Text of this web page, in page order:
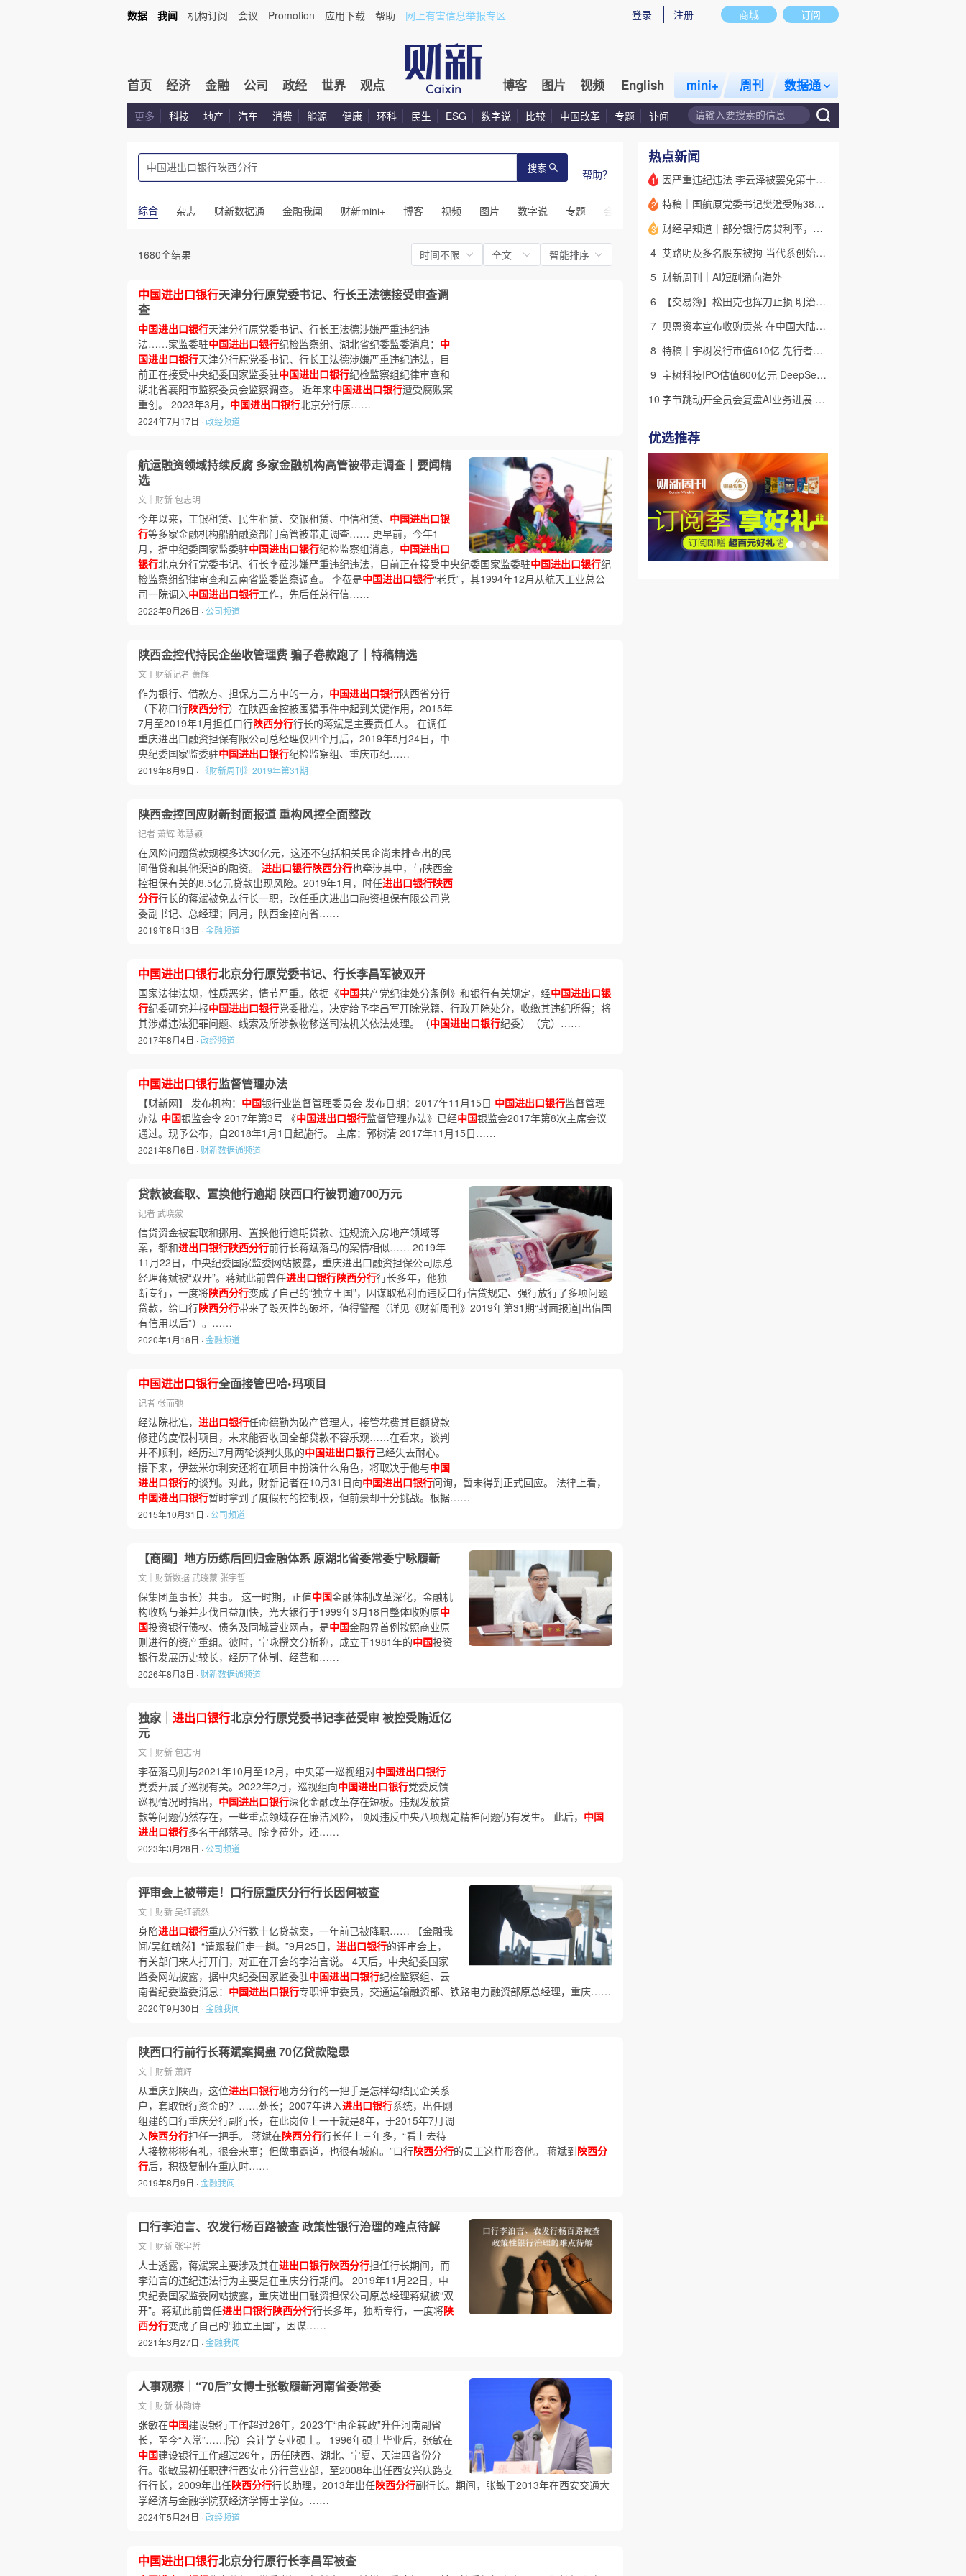
商城 订阅
登录 注册
数据 我闻 机构订阅 会议 Promotion 应用下载 帮助 网上有害信息举报专区
首页 经济 金融 公司 政经 世界 观点 博客 图片 视频 English mini+ 周刊 数据通
更多 科技 地产 汽车 消费 能源 健康 环科 民生 ESG 数字说 比较 中国改革 专题 讣闻
搜索 帮助？
综合 杂志 财新数据通 金融我闻 财新mini+ 博客 视频 图片 数字说 专题 会议 话题 特别呈现 私房课
1680个结果 时间不限 全文 智能排序
中国进出口银行天津分行原党委书记、行长王法德接受审查调
查
中国进出口银行天津分行原党委书记、行长王法德涉嫌严重违纪违
法……家监委驻中国进出口银行纪检监察组、湖北省纪委监委消息： 中
国进出口银行天津分行原党委书记、行长王法德涉嫌严重违纪违法，目
前正在接受中央纪委国家监委驻中国进出口银行纪检监察组纪律审查和
湖北省襄阳市监察委员会监察调查。 近年来中国进出口银行遭受腐败案
重创。 2023年3月， 中国进出口银行北京分行原……
2024年7月17日 ·政经频道
航运融资领域持续反腐 多家金融机构高管被带走调查｜要闻精
选
文｜财新 包志明
今年以来，工银租赁、民生租赁、交银租赁、中信租赁、 中国进出口银
行等多家金融机构船舶融资部门高管被带走调查…… 更早前，今年1
月，据中纪委国家监委驻中国进出口银行纪检监察组消息， 中国进出口
银行北京分行党委书记、行长李莅涉嫌严重违纪违法，目前正在接受中央纪委国家监委驻中国进出口银行纪
检监察组纪律审查和云南省监委监察调查。 李莅是中国进出口银行“老兵”，其1994年12月从航天工业总公
司一院调入中国进出口银行工作，先后任总行信……
2022年9月26日 · 公司频道
陕西金控代持民企坐收管理费 骗子卷款跑了｜特稿精选
文丨财新记者 萧辉
作为银行、借款方、担保方三方中的一方， 中国进出口银行陕西省分行
（下称口行陕西分行）在陕西金控被围猎事件中起到关键作用，2015年
7月至2019年1月担任口行陕西分行行长的蒋斌是主要责任人。 在调任
重庆进出口融资担保有限公司总经理仅四个月后，2019年5月24日，中
央纪委国家监委驻中国进出口银行纪检监察组、重庆市纪……
2019年8月9日 · 《财新周刊》2019年第31期
陕西金控回应财新封面报道 重构风控全面整改
记者 萧辉 陈慧颖
在风险问题贷款规模多达30亿元，这还不包括相关民企尚未排查出的民
间借贷和其他渠道的融资。 进出口银行陕西分行也牵涉其中，与陕西金
控担保有关的8.5亿元贷款出现风险。2019年1月，时任进出口银行陕西
分行行长的蒋斌被免去行长一职，改任重庆进出口融资担保有限公司党
委副书记、总经理；同月，陕西金控向省……
2019年8月13日 ·金融频道
中国进出口银行北京分行原党委书记、行长李昌军被双开
国家法律法规，性质恶劣，情节严重。依据《中国共产党纪律处分条例》和银行有关规定，经中国进出口银
行纪委研究并报中国进出口银行党委批准，决定给予李昌军开除党籍、行政开除处分，收缴其违纪所得；将
其涉嫌违法犯罪问题、线索及所涉款物移送司法机关依法处理。（中国进出口银行纪委）（完）……
2017年8月4日 ·政经频道
中国进出口银行监督管理办法
【财新网】 发布机构： 中国银行业监督管理委员会 发布日期：2017年11月15日 中国进出口银行监督管理
办法 中国银监会令 2017年第3号 《中国进出口银行监督管理办法》已经中国银监会2017年第8次主席会议
通过。现予公布，自2018年1月1日起施行。 主席：郭树清 2017年11月15日……
2021年8月6日 · 财新数据通频道
贷款被套取、置换他行逾期 陕西口行被罚逾700万元
记者 武晓蒙
信贷资金被套取和挪用、置换他行逾期贷款、违规流入房地产领域等
案，都和进出口银行陕西分行前行长蒋斌落马的案情相似…… 2019年
11月22日，中央纪委国家监委网站披露，重庆进出口融资担保公司原总
经理蒋斌被“双开”。蒋斌此前曾任进出口银行陕西分行行长多年，他独
断专行，一度将陕西分行变成了自己的“独立王国”，因谋取私利而违反口行信贷规定、强行放行了多项问题
贷款，给口行陕西分行带来了毁灭性的破坏，值得警醒（详见《财新周刊》2019年第31期“封面报道|出借国
有信用以后”）。……
2020年1月18日 ·金融频道
中国进出口银行全面接管巴哈•玛项目
记者 张而弛
经法院批准， 进出口银行任命德勤为破产管理人，接管花费其巨额贷款
修建的度假村项目，未来能否收回全部贷款不容乐观……在看来，谈判
并不顺利，经历过7月两轮谈判失败的中国进出口银行已经失去耐心。
接下来，伊兹米尔利安还将在项目中扮演什么角色，将取决于他与中国
进出口银行的谈判。对此，财新记者在10月31日向中国进出口银行问询，暂未得到正式回应。 法律上看，
中国进出口银行暂时拿到了度假村的控制权，但前景却十分挑战。根据……
2015年10月31日 · 公司频道
【商圈】地方历练后回归金融体系 原湖北省委常委宁咏履新
文｜财新数据 武晓蒙 张宇哲
保集团董事长）共事。 这一时期，正值中国金融体制改革深化，金融机
构收购与兼并步伐日益加快，光大银行于1999年3月18日整体收购原中
国投资银行债权、债务及同城营业网点，是中国金融界首例按照商业原
则进行的资产重组。彼时，宁咏撰文分析称，成立于1981年的中国投资
银行发展历史较长，经历了体制、经营和……
2026年8月3日 · 财新数据通频道
独家｜ 进出口银行北京分行原党委书记李莅受审 被控受贿近亿
元
文｜财新 包志明
李莅落马则与2021年10月至12月，中央第一巡视组对中国进出口银行
党委开展了巡视有关。2022年2月，巡视组向中国进出口银行党委反馈
巡视情况时指出， 中国进出口银行深化金融改革存在短板。违规发放贷
款等问题仍然存在，一些重点领域存在廉洁风险，顶风违反中央八项规定精神问题仍有发生。 此后， 中国
进出口银行多名干部落马。除李莅外，还……
2023年3月28日 · 公司频道
评审会上被带走！口行原重庆分行行长因何被查
文｜财新 吴红毓然
身陷进出口银行重庆分行数十亿贷款案，一年前已被降职…… 【金融我
闻/吴红毓然】“请跟我们走一趟。”9月25日， 进出口银行的评审会上，
有关部门来人打开门，对正在开会的李泊言说。 4天后，中央纪委国家
监委网站披露，据中央纪委国家监委驻中国进出口银行纪检监察组、云
南省纪委监委消息： 中国进出口银行专职评审委员，交通运输融资部、铁路电力融资部原总经理，重庆……
2020年9月30日 ·金融我闻
陕西口行前行长蒋斌案揭蛊 70亿贷款隐患
文｜财新 萧辉
从重庆到陕西，这位进出口银行地方分行的一把手是怎样勾结民企关系
户，套取银行资金的？……处长；2007年进入进出口银行系统，出任刚
组建的口行重庆分行副行长，在此岗位上一干就是8年，于2015年7月调
入陕西分行担任一把手。 蒋斌在陕西分行行长任上三年多，“看上去待
人接物彬彬有礼，很会来事；但做事霸道，也很有城府。”口行陕西分行的员工这样形容他。 蒋斌到陕西分
行后，积极复制在重庆时……
2019年8月9日 ·金融我闻
口行李泊言、农发行杨百路被查 政策性银行治理的难点待解
文｜财新 张宇哲
人士透露，蒋斌案主要涉及其在进出口银行陕西分行担任行长期间，而
李泊言的违纪违法行为主要是在重庆分行期间。 2019年11月22日，中
央纪委国家监委网站披露，重庆进出口融资担保公司原总经理蒋斌被“双
开”。蒋斌此前曾任进出口银行陕西分行行长多年，独断专行，一度将陕
西分行变成了自己的“独立王国”，因谋……
2021年3月27日 ·金融我闻
人事观察｜“70后”女博士张敏履新河南省委常委
文｜财新 林韵诗
张敏在中国建设银行工作超过26年，2023年“由企转政”升任河南副省
长，至今“入常”……院）会计学专业硕士。 1996年硕士毕业后，张敏在
中国建设银行工作超过26年，历任陕西、湖北、宁夏、天津四省份分
行。张敏最初任职建行西安市分行营业部，至2008年出任西安兴庆路支
行行长，2009年出任陕西分行行长助理，2013年出任陕西分行副行长。期间，张敏于2013年在西安交通大
学经济与金融学院获经济学博士学位。……
2024年5月24日 ·政经频道
中国进出口银行北京分行原行长李昌军被查
热点新闻
1 因严重违纪违法 李云泽被罢免第十四届全国人大代表职务
2 特稿｜国航原党委书记樊澄受贿3847万元二审待宣判 否认大多数指控
3
财经早知道｜部分银行房贷利率，降至“2字头
4
艾路明及多名股东被拘 当代系创始人因何此时被清算
5 财新周刊｜AI短剧涌向海外
6
【交易簿】松田克也挥刀止损 明治折戟中国乳业
7
贝恩资本宣布收购贡茶 在中国大陆无法注册商标后退出市场
8
特稿｜宇树发行市值610亿 先行者的加速和考验
9
宇树科技IPO估值600亿元 DeepSeek参与战略配售
10
字节跳动开全员会复盘AI业务进展 称大模型被海外竞对拉开差距
优选推荐